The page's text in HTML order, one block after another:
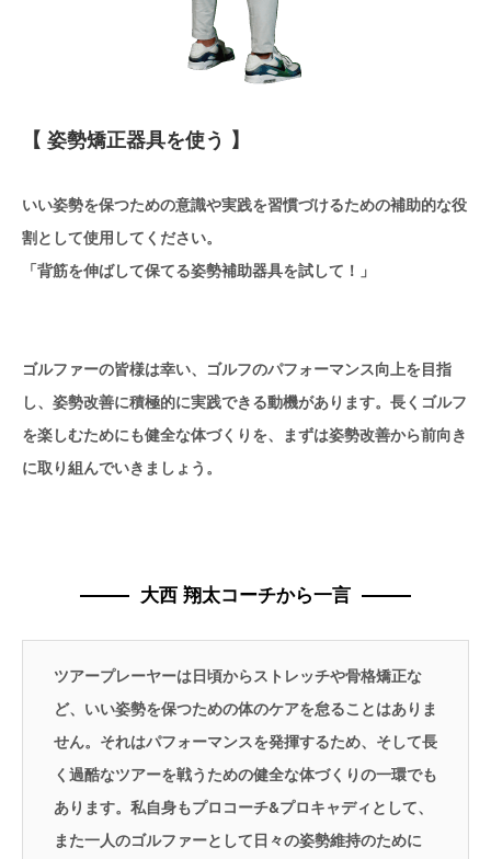
【 姿勢矯正器具を使う 】
いい姿勢を保つための意識や実践を習慣づけるための補助的な役
割として使用してください。
「背筋を伸ばして保てる姿勢補助器具を試して！」
ゴルファーの皆様は幸い、ゴルフのパフォーマンス向上を目指
し、姿勢改善に積極的に実践できる動機があります。長くゴルフ
を楽しむためにも健全な体づくりを、まずは姿勢改善から前向き
に取り組んでいきましょう。
大西 翔太コーチから一言
ツアープレーヤーは日頃からストレッチや骨格矯正な
ど、いい姿勢を保つための体のケアを怠ることはありま
せん。それはパフォーマンスを発揮するため、そして長
く過酷なツアーを戦うための健全な体づくりの一環でも
あります。私自身もプロコーチ&プロキャディとして、
また一人のゴルファーとして日々の姿勢維持のために